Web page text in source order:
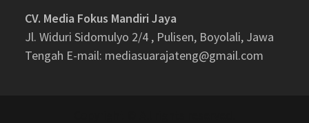
CV. Media Fokus Mandiri Jaya
Jl. Widuri Sidomulyo 2/4 , Pulisen, Boyolali, Jawa
Tengah E-mail: mediasuarajateng@gmail.com